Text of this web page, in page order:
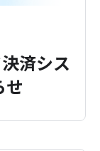
済シス
せ